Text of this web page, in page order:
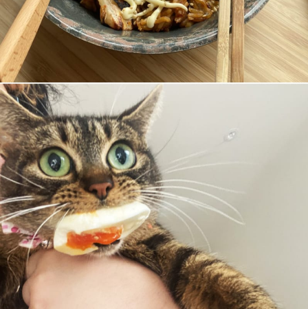
Cool Esport
Pořady
TV Program
Sledujte prima+
Přihlášení
Sledujte nás